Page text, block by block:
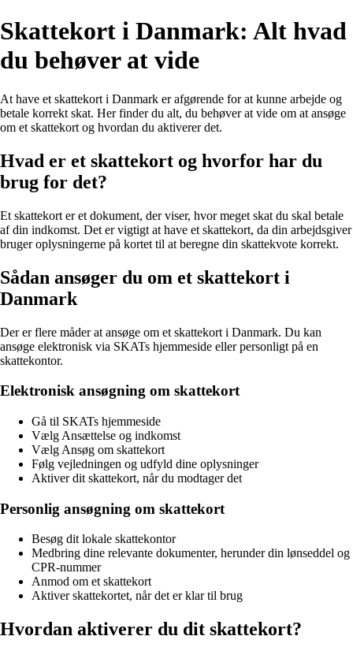
Skattekort i Danmark: Alt hvad
du behøver at vide
At have et skattekort i Danmark er afgørende for at kunne arbejde og
betale korrekt skat. Her finder du alt, du behøver at vide om at ansøge
om et skattekort og hvordan du aktiverer det.
Hvad er et skattekort og hvorfor har du
brug for det?
Et skattekort er et dokument, der viser, hvor meget skat du skal betale
af din indkomst. Det er vigtigt at have et skattekort, da din arbejdsgiver
bruger oplysningerne på kortet til at beregne din skattekvote korrekt.
Sådan ansøger du om et skattekort i
Danmark
Der er flere måder at ansøge om et skattekort i Danmark. Du kan
ansøge elektronisk via SKATs hjemmeside eller personligt på en
skattekontor.
Elektronisk ansøgning om skattekort
Gå til SKATs hjemmeside
Vælg Ansættelse og indkomst
Vælg Ansøg om skattekort
Følg vejledningen og udfyld dine oplysninger
Aktiver dit skattekort, når du modtager det
Personlig ansøgning om skattekort
Besøg dit lokale skattekontor
Medbring dine relevante dokumenter, herunder din lønseddel og
CPR-nummer
Anmod om et skattekort
Aktiver skattekortet, når det er klar til brug
Hvordan aktiverer du dit skattekort?